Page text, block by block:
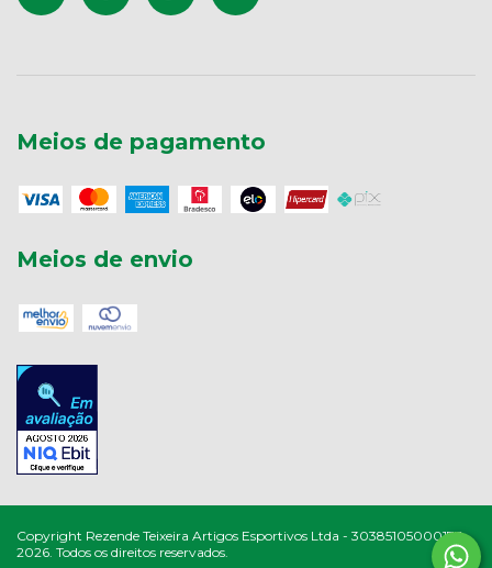
Meios de pagamento
Meios de envio
Copyright Rezende Teixeira Artigos Esportivos Ltda - 30385105000177 -
2026. Todos os direitos reservados.